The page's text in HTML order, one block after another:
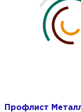
Профлист